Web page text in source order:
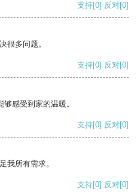
支持[0] 反对[0]
很多问题。
支持[0] 反对[0]
感受到家的温暖。
支持[0] 反对[0]
我所有需求。
支持[0] 反对[0]